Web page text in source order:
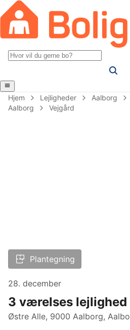
Hjem Lejligheder Aalborg
Aalborg
Vejgård
Plantegning
28. december
3 værelses lejlighed
Østre Alle, 9000 Aalborg,